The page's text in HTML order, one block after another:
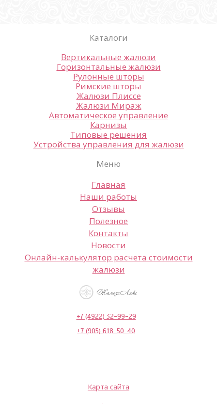
Каталоги
Вертикальные жалюзи
Горизонтальные жалюзи
Рулонные шторы
Римские шторы
Жалюзи Плиссе
Жалюзи Мираж
Автоматическое управление
Карнизы
Типовые решения
Устройства управления для жалюзи
Меню
Главная
Наши работы
Отзывы
Полезное
Контакты
Новости
Онлайн-калькулятор расчета стоимости
жалюзи
+7 (4922) 32-99-29
+7 (905) 618-50-40
Карта сайта